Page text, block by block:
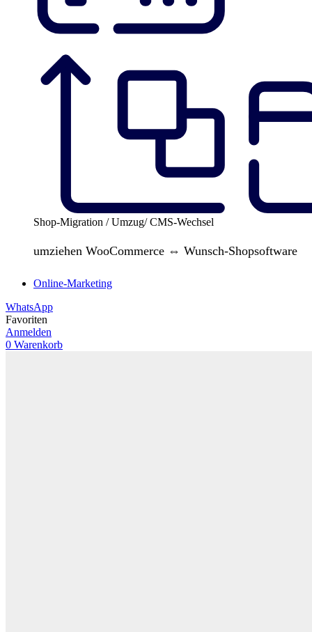
Shop-Migration / Umzug/ CMS-Wechsel
umziehen WooCommerce ⇔ Wunsch-Shopsoftware
Online-Marketing
WhatsApp
Favoriten
Anmelden
0 Warenkorb